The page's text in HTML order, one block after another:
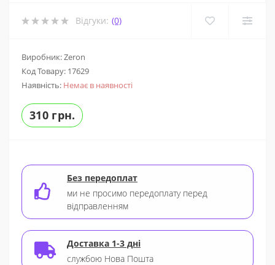
Відгуки: (0)
Виробник: Zeron
Код Товару: 17629
Наявність: Немає в наявності
310 грн.
Без передоплат
ми не просимо передоплату перед
відправленням
Доставка 1-3 дні
службою Нова Пошта